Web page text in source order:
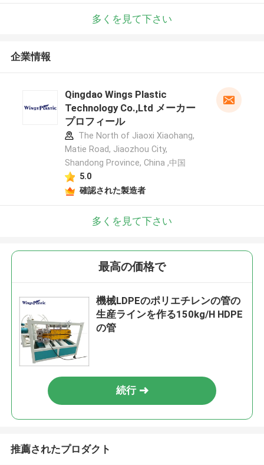
多くを見て下さい
企業情報
Qingdao Wings Plastic
Technology Co.,Ltd メーカー
プロフィール
The North of Jiaoxi Xiaohang,
Matie Road, Jiaozhou City,
Shandong Province, China ,中国
5.0
確認された製造者
多くを見て下さい
最高の価格で
機械LDPEのポリエチレンの管の
生産ラインを作る150kg/H HDPE
の管
続行
推薦されたプロダクト